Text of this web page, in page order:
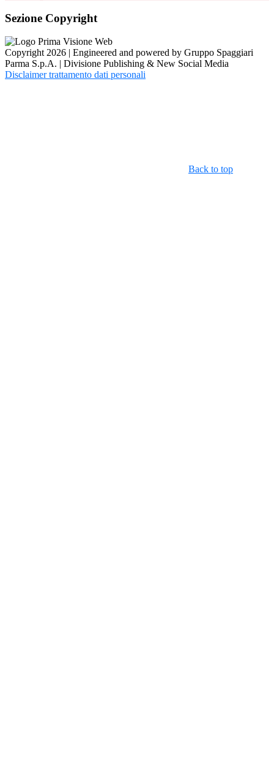
Sezione Copyright
Copyright 2026 | Engineered and powered by Gruppo Spaggiari
Parma S.p.A. | Divisione Publishing & New Social Media
Disclaimer trattamento dati personali
Back to top